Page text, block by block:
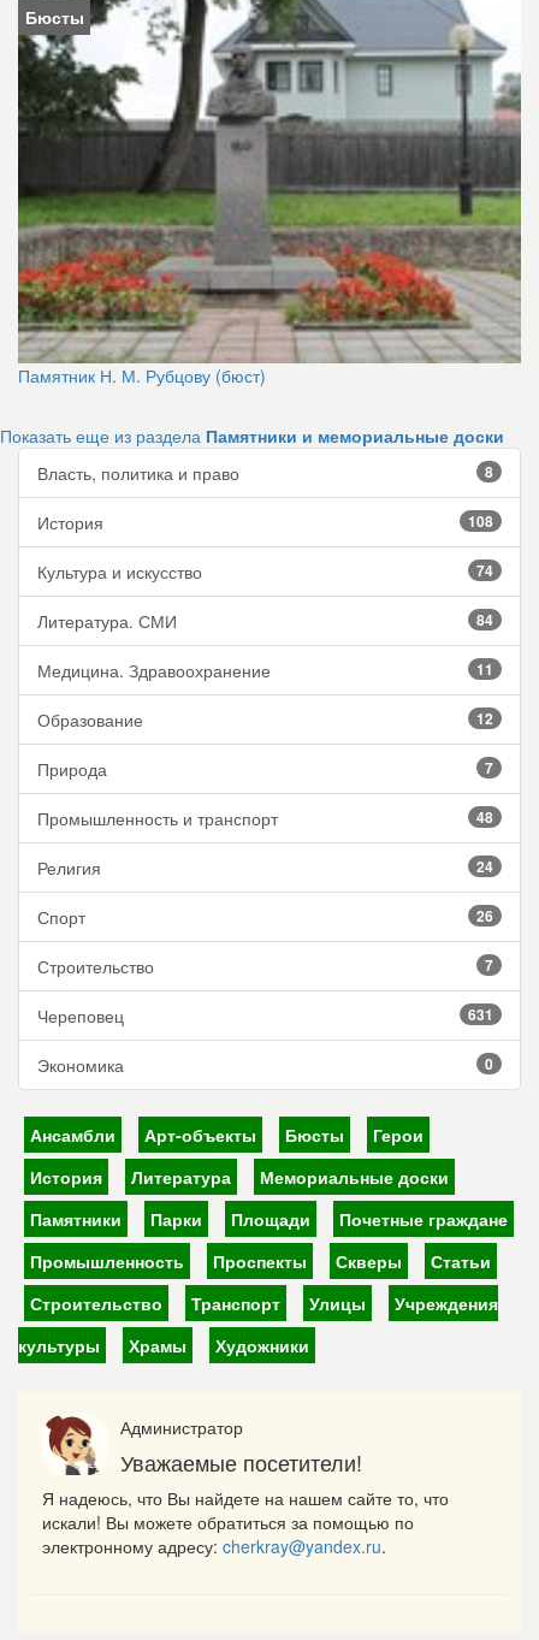
Бюсты
Памятник Н. М. Рубцову (бюст)
Показать еще из раздела Памятники и мемориальные доски
Власть, политика и право
8
История 108
Культура и искусство 74
Литература. СМИ 84
Медицина. Здравоохранение 11
Образование 12
Природа 7
Промышленность и транспорт 48
Религия 24
Спорт 26
Строительство 7
Череповец 631
Экономика 0
Ансамбли Арт-объекты Бюсты
Герои
История
Литература
Мемориальные доски
Памятники
Парки Площади
Почетные граждане
Промышленность
Проспекты Скверы
Статьи
Строительство
Транспорт Улицы
Учреждения
культуры
Храмы Художники
Администратор
Уважаемые посетители!
Я надеюсь, что Вы найдете на нашем сайте то, что
искали! Вы можете обратиться за помощью по
электронному адресу: cherkray@yandex.ru.